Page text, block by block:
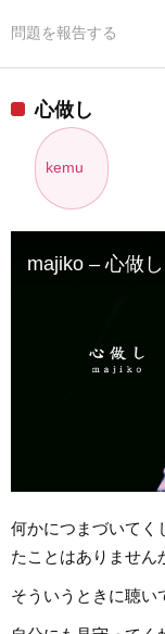
問題を報告する
心做し
kemu
majiko – 心做
何かにつまづいてく
たことはありません
そういうときに聴い